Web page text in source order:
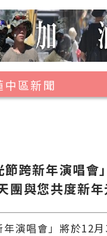
中區新聞
復鄉
跨新年演唱會
團與您共度新年
演唱會」將於12